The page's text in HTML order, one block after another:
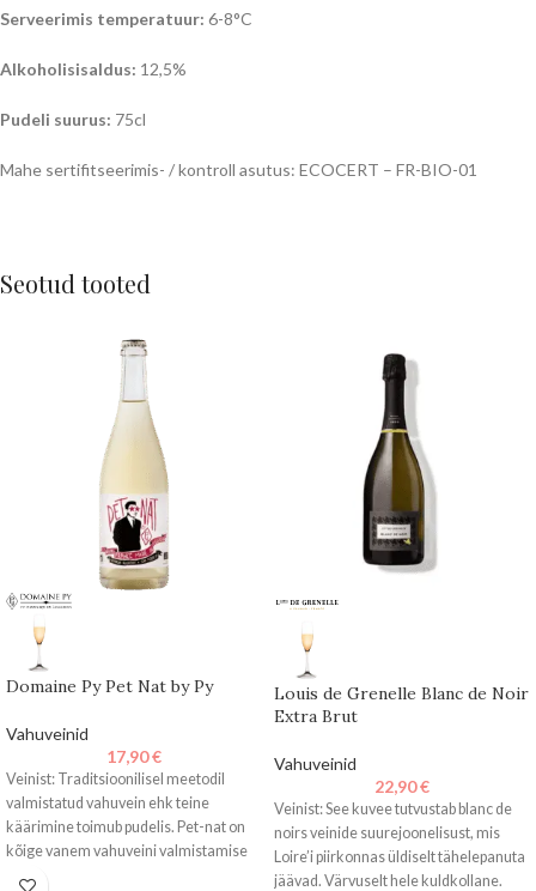
Serveerimis temperatuur: 6-8°C
Alkoholisisaldus: 12,5%
Pudeli suurus: 75cl
Mahe sertifitseerimis- / kontroll asutus: ECOCERT – FR-BIO-01
Seotud tooted
Domaine Py Pet Nat by Py
Vahuveinid
17,90€
Veinist: Traditsioonilisel meetodil
valmistatud vahuvein ehk teine
käärimine toimub pudelis. Pet-nat on
kõige vanem vahuveini valmistamise
stiil. Pudelisse villitakse vein,
Louis de Grenelle Blanc de Noir
Extra Brut
Vahuveinid
22,90€
Veinist: See kuvee tutvustab blanc de
noirs veinide suurejoonelisust, mis
Loire’i piirkonnas üldiselt tähelepanuta
jäävad. Värvuselt hele kuldkollane.